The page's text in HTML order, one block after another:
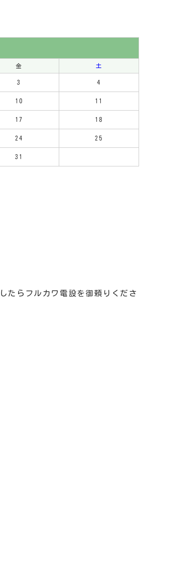
金 土
3 4
10 11
17 18
24 25
31
たらフルカワ電設を御頼りくださ